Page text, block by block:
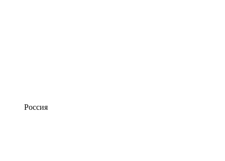
Россия